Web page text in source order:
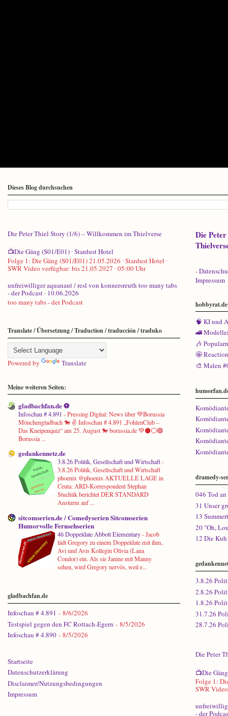
Dieses Blog durchsuchen
Die Peter Thiel Story (1/6) – Willkommen im Thielverse
📺Die Gäng (S01/E01) ∙ Stardust Hotel
Folge 1: Die Gäng (S01/E01) 21.05.2026 ∙ Stardust Hotel ∙
SWR Video verfügbar: bis 21.05.2027 ∙ 05:00 Uhr
unfreiwilliger aquanaut / resl von konnersreuth too many tabs
- der Podcast · 10.06.2026
too many tabs - der Podcast
Translate / Übersetzung / Traduction / traducción / traduko
Powered by Translate
Meine weiteren Seiten:
gladbachfan.de ⚽
Infoschau # 4.891 -Pressing Digital: News über 💚Borussia
Mönchengladbach 🐎 ✌ Infoschau # 4.891 „FohlenClub –
Das Kneipenquiz“ am 25. August 🐎 borussia.de 💚⚫⚪🟢
Borussia ...
gedankennetz.de
3.8.26 Politik, Gesellschaft und Wirtschaft-
3.8.26 Politik, Gesellschaft und Wirtschaft
phoenix @phoenix AKTUELLE LAGE in
Ceuta: ARD-Korrespondent Stephan
Stuchlik berichtet DER STANDARD
Ansturm auf ...
sitcomserien.de / Comedyserien Sitcomserien
Humorvolle Fernsehserien
46 Doppeldate Abbott Elementary-Jacob
lädt Gregory zu einem Doppeldate mit ihm,
Avi und Avis Kollegin Olivia (Lana
Condor) ein. Als sie Janine mit Manny
sehen, wird Gregory nervös, weil e...
gladbachfan.de
Infoschau # 4.891 - 8/6/2026
Testspiel gegen den FC Rottach-Egern - 8/5/2026
Infoschau # 4.890 - 8/5/2026
Startseite
Datenschutzerklärung
Disclaimer/Nutzungsbedingungen
Impressum
Die
-
Impressum
hobbyrat.de
🧠 KI und
🚄
🎶
🤩
🎨 Malen
dramedy-
046 Tod
31 Unser
13
20 "Oh,
12 Die
3.8.26
2.8.26
1.8.26
31.7.26
28.7.26
Die Peter
📺Die
Folge 1:
SWR
- der